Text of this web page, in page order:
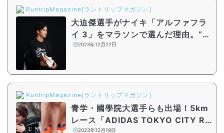
RuntripMagazine[ラントリップマガジン]
大迫傑選手がナイキ「アルファフラ
イ 3」をマラソンで選んだ理由。“こ
れまでのアルファフライと違った”と
2023年12月22日
RuntripMagazine[ラントリップマガジン]
青学・國學院大選手らも出場！5km
レース「ADIDAS TOKYO CITY RU
2023年12月19日